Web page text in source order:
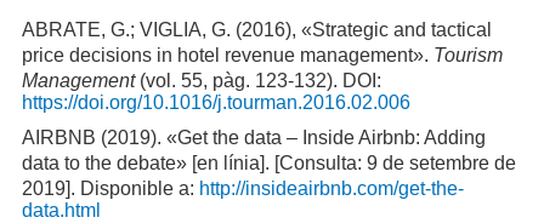
ABRATE, G.; VIGLIA, G. (2016), «Strategic and tactical
price decisions in hotel revenue management». Tourism
Management(vol. 55, pàg. 123-132). DOI:
https://doi.org/10.1016/j.tourman.2016.02.006
AIRBNB (2019). «Get the data – Inside Airbnb: Adding
data to the debate» [en línia]. [Consulta: 9 de setembre de
2019]. Disponible a: http://insideairbnb.com/get-the-
data.html